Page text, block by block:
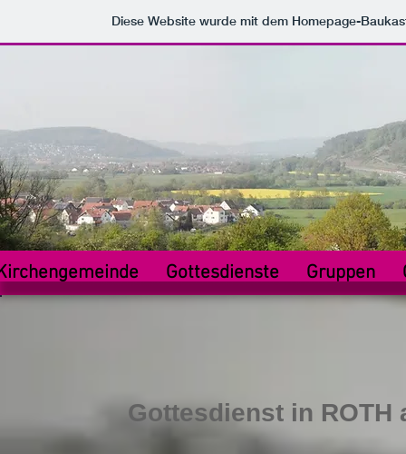
Diese Website wurde mit dem Homepage-
Gottesdienste Gruppen
Gottesdienst in ROTH